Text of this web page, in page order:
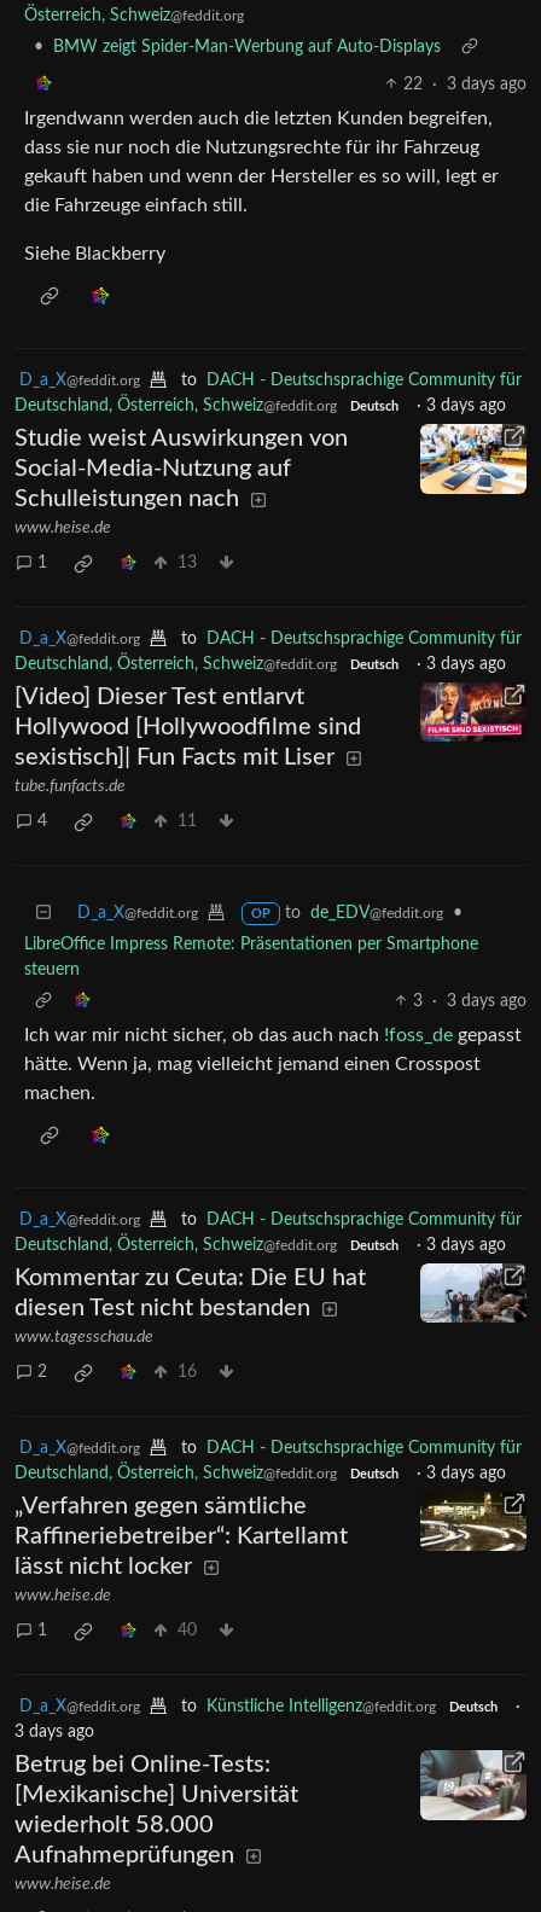
Österreich, Schweiz@feddit.org
• BMW zeigt Spider-Man-Werbung auf Auto-Displays
22 · 3 days ago
Irgendwann werden auch die letzten Kunden begreifen,
dass sie nur noch die Nutzungsrechte für ihr Fahrzeug
gekauft haben und wenn der Hersteller es so will, legt er
die Fahrzeuge einfach still.
Siehe Blackberry
D_a_X@feddit.org to
DACH - Deutschsprachige Community für
Deutschland, Österreich, Schweiz@feddit.org Deutsch · 3 days ago
Studie weist Auswirkungen von
Social-Media-Nutzung auf
Schulleistungen nach
www.heise.de
1 13
D_a_X@feddit.org to
DACH - Deutschsprachige Community für
Deutschland, Österreich, Schweiz@feddit.org Deutsch · 3 days ago
[Video] Dieser Test entlarvt
Hollywood [Hollywoodfilme sind
sexistisch]| Fun Facts mit Liser
tube.funfacts.de
4 11
D_a_X@feddit.org OP to de_EDV@feddit.org
•
LibreOffice Impress Remote: Präsentationen per Smartphone
steuern
3
· 3 days ago
Ich war mir nicht sicher, ob das auch nach !foss_de gepasst
hätte. Wenn ja, mag vielleicht jemand einen Crosspost
machen.
D_a_X@feddit.org to
DACH - Deutschsprachige Community für
Deutschland, Österreich, Schweiz@feddit.org Deutsch · 3 days ago
Kommentar zu Ceuta: Die EU hat
diesen Test nicht bestanden
www.tagesschau.de
2 16
D_a_X@feddit.org to
DACH - Deutschsprachige Community für
Deutschland, Österreich, Schweiz@feddit.org Deutsch · 3 days ago
„Verfahren gegen sämtliche
Raffineriebetreiber“: Kartellamt
lässt nicht locker
www.heise.de
1 40
D_a_X@feddit.org to Künstliche Intelligenz@feddit.org Deutsch
·
3 days ago
Betrug bei Online-Tests:
[Mexikanische] Universität
wiederholt 58.000
Aufnahmeprüfungen
www.heise.de